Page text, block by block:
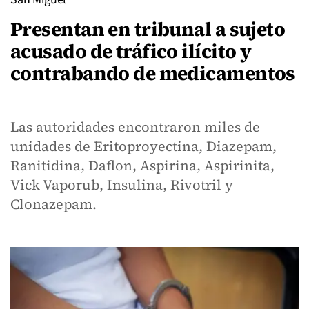
Presentan en tribunal a sujeto
acusado de tráfico ilícito y
contrabando de medicamentos
Las autoridades encontraron miles de
unidades de Eritoproyectina, Diazepam,
Ranitidina, Daflon, Aspirina, Aspirinita,
Vick Vaporub, Insulina, Rivotril y
Clonazepam.